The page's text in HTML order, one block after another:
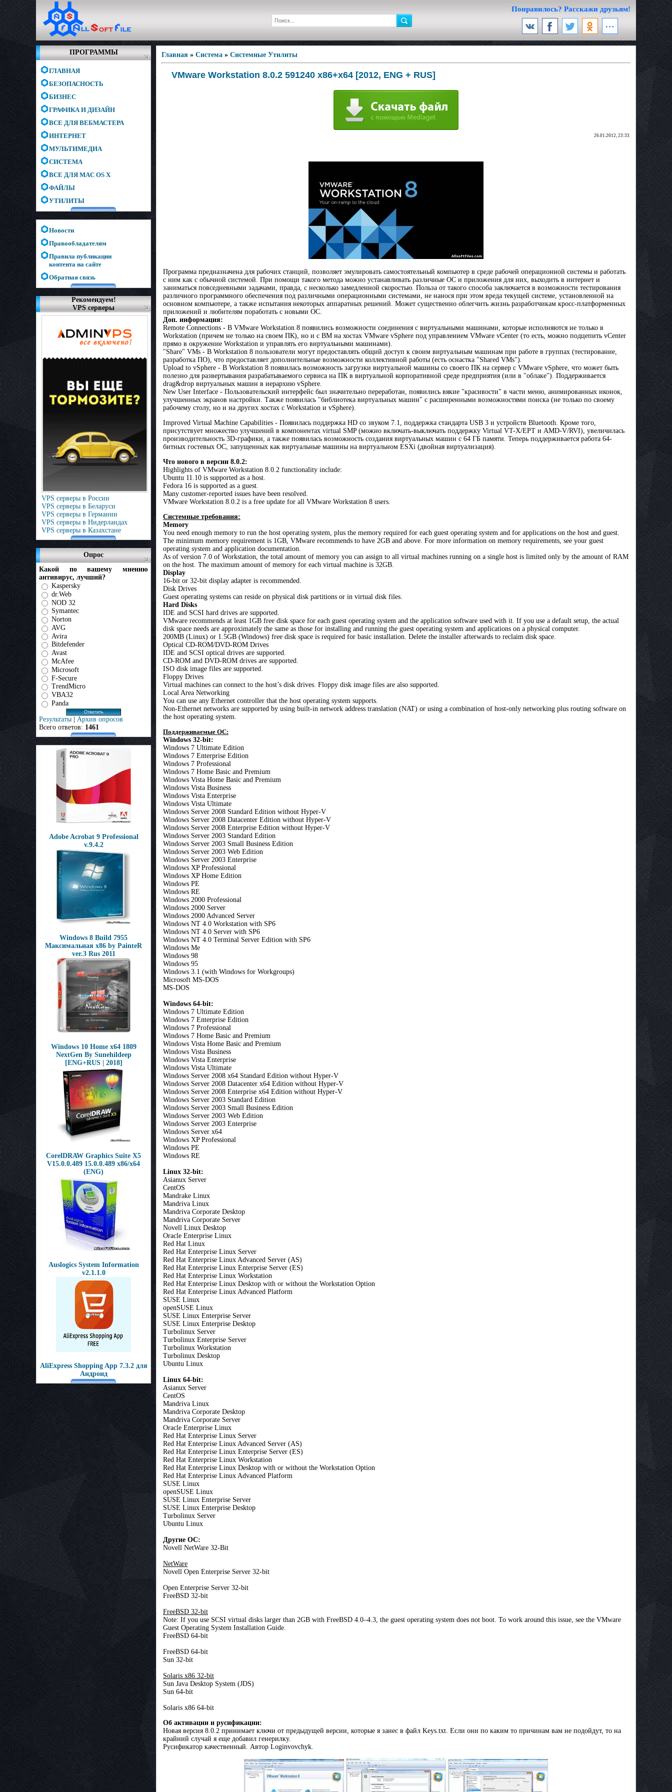
Понравилось? Расскажи друзьям!
ПРОГРАММЫ
ГЛАВНАЯ
БЕЗОПАСНОСТЬ
БИЗНЕС
ГРАФИКА И ДИЗАЙН
ВСЕ ДЛЯ ВЕБМАСТЕРА
ИНТЕРНЕТ
МУЛЬТИМЕДИА
СИСТЕМА
ВСЕ ДЛЯ MAC OS X
ФАЙЛЫ
УТИЛИТЫ
Новости
Правообладателям
Правила публикации
контента на сайте
Обратная связь
Рекомендуем!
VPS серверы
VPS серверы в России
VPS серверы в Беларуси
VPS серверы в Германии
VPS серверы в Нидерландах
VPS серверы в Казахстане
Опрос
Какой по вашему мнению
антивирус, лучший?
Kaspersky
dr.Web
NOD 32
Symantec
Norton
AVG
Avira
Bitdefender
Avast
McAfee
Microsoft
F-Secure
TrendMicro
VBA32
Panda
Результаты | Архив опросов
Всего ответов: 1461
Adobe Acrobat 9 Professional
v.9.4.2
Windows 8 Build 7955
Максимальная x86 by PainteR
ver.3 Rus 2011
Windows 10 Home x64 1809
NextGen By Sunehildeep
[ENG+RUS | 2018]
CorelDRAW Graphics Suite X5
V15.0.0.489 15.0.0.489 x86/x64
(ENG)
Auslogics System Information
v2.1.1.0
AliExpress Shopping App 7.3.2 для
Андроид
Главная » Система » Системные Утилиты
VMware Workstation 8.0.2 591240 x86+x64 [2012, ENG + RUS]
26.01.2012, 23:33
Программа предназначена для рабочих станций, позволяет эмулировать самостоятельный компьютер в среде рабочей операционной системы и работать
с ним как с обычной системой. При помощи такого метода можно устанавливать различные ОС и приложения для них, выходить в интернет и
заниматься повседневными задачами, правда, с несколько замедленной скоростью. Польза от такого способа заключается в возможности тестирования
различного программного обеспечения под различными операционными системами, не нанося при этом вреда текущей системе, установленной на
основном компьютере, а также испытания некоторых аппаратных решений. Может существенно облегчить жизнь разработчикам кросс-платформенных
приложений и любителям поработать с новыми ОС.
Доп. информация:
Remote Connections - В VMware Workstation 8 появились возможности соединения с виртуальными машинами, которые исполняются не только в
Workstation (причем не только на своем ПК), но и с ВМ на хостах VMware vSphere под управлением VMware vCenter (то есть, можно подцепить vCenter
прямо в окружение Workstation и управлять его виртуальными машинами).
"Share" VMs - В Workstation 8 пользователи могут предоставлять общий доступ к своим виртуальным машинам при работе в группах (тестирование,
разработка ПО), что предоставляет дополнительные возможности коллективной работы (есть оснастка "Shared VMs").
Upload to vSphere - В Workstation 8 появилась возможность загрузки виртуальной машины со своего ПК на сервер с VMware vSphere, что может быть
полезно для развертывания разрабатываемого сервиса на ПК в виртуальной корпоративной среде предприятия (или в "облаке"). Поддерживается
drag&drop виртуальных машин в иерархию vSphere.
New User Interface - Пользовательский интерфейс был значительно переработан, появились вякие "красивости" в части меню, анимированных иконок,
улучшенных экранов настройки. Также появилась "библиотека виртуальных машин" с расширенными возможностями поиска (не только по своему
рабочему столу, но и на других хостах с Workstation и vSphere).
Improved Virtual Machine Capabilities - Появилась поддержка HD со звуком 7.1, поддержка стандарта USB 3 и устройств Bluetooth. Кроме того,
присутствует множество улучшений в компонентах virtual SMP (можно включать-выключать поддержку Virtual VT-X/EPT и AMD-V/RVI), увеличилась
производительность 3D-графики, а также появилась возможность создания виртуальных машин с 64 ГБ памяти. Теперь поддерживается работа 64-
битных гостевых ОС, запущенных как виртуальные машины на виртуальном ESXi (двойная виртуализация).
Что нового в версии 8.0.2:
Highlights of VMware Workstation 8.0.2 functionality include:
Ubuntu 11.10 is supported as a host.
Fedora 16 is supported as a guest.
Many customer-reported issues have been resolved.
VMware Workstation 8.0.2 is a free update for all VMware Workstation 8 users.
Системные требования:
Memory
You need enough memory to run the host operating system, plus the memory required for each guest operating system and for applications on the host and guest.
The minimum memory requirement is 1GB, VMware recommends to have 2GB and above. For more information on memory requirements, see your guest
operating system and application documentation.
As of version 7.0 of Workstation, the total amount of memory you can assign to all virtual machines running on a single host is limited only by the amount of RAM
on the host. The maximum amount of memory for each virtual machine is 32GB.
Display
16-bit or 32-bit display adapter is recommended.
Disk Drives
Guest operating systems can reside on physical disk partitions or in virtual disk files.
Hard Disks
IDE and SCSI hard drives are supported.
VMware recommends at least 1GB free disk space for each guest operating system and the application software used with it. If you use a default setup, the actual
disk space needs are approximately the same as those for installing and running the guest operating system and applications on a physical computer.
200MB (Linux) or 1.5GB (Windows) free disk space is required for basic installation. Delete the installer afterwards to reclaim disk space.
Optical CD-ROM/DVD-ROM Drives
IDE and SCSI optical drives are supported.
CD-ROM and DVD-ROM drives are supported.
ISO disk image files are supported.
Floppy Drives
Virtual machines can connect to the host’s disk drives. Floppy disk image files are also supported.
Local Area Networking
You can use any Ethernet controller that the host operating system supports.
Non-Ethernet networks are supported by using built-in network address translation (NAT) or using a combination of host-only networking plus routing software on
the host operating system.
Поддерживаемые ОС:
Windows 32-bit:
Windows 7 Ultimate Edition
Windows 7 Enterprise Edition
Windows 7 Professional
Windows 7 Home Basic and Premium
Windows Vista Home Basic and Premium
Windows Vista Business
Windows Vista Enterprise
Windows Vista Ultimate
Windows Server 2008 Standard Edition without Hyper‑V
Windows Server 2008 Datacenter Edition without Hyper‑V
Windows Server 2008 Enterprise Edition without Hyper‑V
Windows Server 2003 Standard Edition
Windows Server 2003 Small Business Edition
Windows Server 2003 Web Edition
Windows Server 2003 Enterprise
Windows XP Professional
Windows XP Home Edition
Windows PE
Windows RE
Windows 2000 Professional
Windows 2000 Server
Windows 2000 Advanced Server
Windows NT 4.0 Workstation with SP6
Windows NT 4.0 Server with SP6
Windows NT 4.0 Terminal Server Edition with SP6
Windows Me
Windows 98
Windows 95
Windows 3.1 (with Windows for Workgroups)
Microsoft MS-DOS
MS-DOS
Windows 64-bit:
Windows 7 Ultimate Edition
Windows 7 Enterprise Edition
Windows 7 Professional
Windows 7 Home Basic and Premium
Windows Vista Home Basic and Premium
Windows Vista Business
Windows Vista Enterprise
Windows Vista Ultimate
Windows Server 2008 x64 Standard Edition without Hyper‑V
Windows Server 2008 Datacenter x64 Edition without Hyper‑V
Windows Server 2008 Enterprise x64 Edition without Hyper‑V
Windows Server 2003 Standard Edition
Windows Server 2003 Small Business Edition
Windows Server 2003 Web Edition
Windows Server 2003 Enterprise
Windows Server x64
Windows XP Professional
Windows PE
Windows RE
Linux 32-bit:
Asianux Server
CentOS
Mandrake Linux
Mandriva Linux
Mandriva Corporate Desktop
Mandriva Corporate Server
Novell Linux Desktop
Oracle Enterprise Linux
Red Hat Linux
Red Hat Enterprise Linux Server
Red Hat Enterprise Linux Advanced Server (AS)
Red Hat Enterprise Linux Enterprise Server (ES)
Red Hat Enterprise Linux Workstation
Red Hat Enterprise Linux Desktop with or without the Workstation Option
Red Hat Enterprise Linux Advanced Platform
SUSE Linux
openSUSE Linux
SUSE Linux Enterprise Server
SUSE Linux Enterprise Desktop
Turbolinux Server
Turbolinux Enterprise Server
Turbolinux Workstation
Turbolinux Desktop
Ubuntu Linux
Linux 64-bit:
Asianux Server
CentOS
Mandriva Linux
Mandriva Corporate Desktop
Mandriva Corporate Server
Oracle Enterprise Linux
Red Hat Enterprise Linux Server
Red Hat Enterprise Linux Advanced Server (AS)
Red Hat Enterprise Linux Enterprise Server (ES)
Red Hat Enterprise Linux Workstation
Red Hat Enterprise Linux Desktop with or without the Workstation Option
Red Hat Enterprise Linux Advanced Platform
SUSE Linux
openSUSE Linux
SUSE Linux Enterprise Server
SUSE Linux Enterprise Desktop
Turbolinux Server
Ubuntu Linux
Другие ОС:
Novell NetWare 32-Bit
NetWare
Novell Open Enterprise Server 32-bit
Open Enterprise Server 32-bit
FreeBSD 32-bit
FreeBSD 32-bit
Note: If you use SCSI virtual disks larger than 2GB with FreeBSD 4.0–4.3, the guest operating system does not boot. To work around this issue, see the VMware
Guest Operating System Installation Guide.
FreeBSD 64-bit
FreeBSD 64-bit
Sun 32-bit
Solaris x86 32-bit
Sun Java Desktop System (JDS)
Sun 64-bit
Solaris x86 64-bit
Об активации и русификации:
Новая версия 8.0.2 принимает ключи от предыдущей версии, которые я занес в файл Keys.txt. Если они по каким то причинам вам не подойдут, то на
крайний случай я еще добавил генерилку.
Русификатор качественный. Автор Loginvovchyk.